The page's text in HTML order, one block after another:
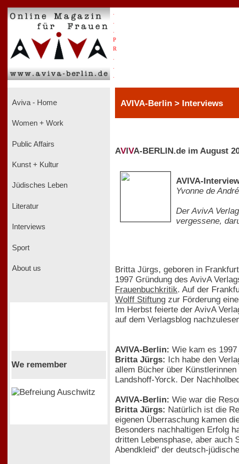
P
R
Aviva - Home
Women + Work
Public Affairs
Kunst + Kultur
Jüdisches Leben
Literatur
Interviews
Sport
About us
We remember
AVIVA-Berlin > Interviews
AV VA-BERLIN.de im August
AVIVA-
Yvonne de
Der AvivA
vergessene,
Britta Jürgs, geboren in
1997 Gründung des AvivA
Frauenbuchkritik. Auf der
Wolff Stiftung zur Förderung
Im Herbst feierte der AvivA
auf dem Verlagsblog
AVIVA-Berlin: Wie kam es
Britta Jürgs: Ich habe den
allem Bücher über
Landshoff-Yorck. Der
AVIVA-Berlin: Wie war die
Britta Jürgs: Natürlich ist die
eigenen Überraschung kamen
Besonders nachhaltigen Erfolg
dritten Lebensphase, aber auch
Abendkleid" der deutsch-